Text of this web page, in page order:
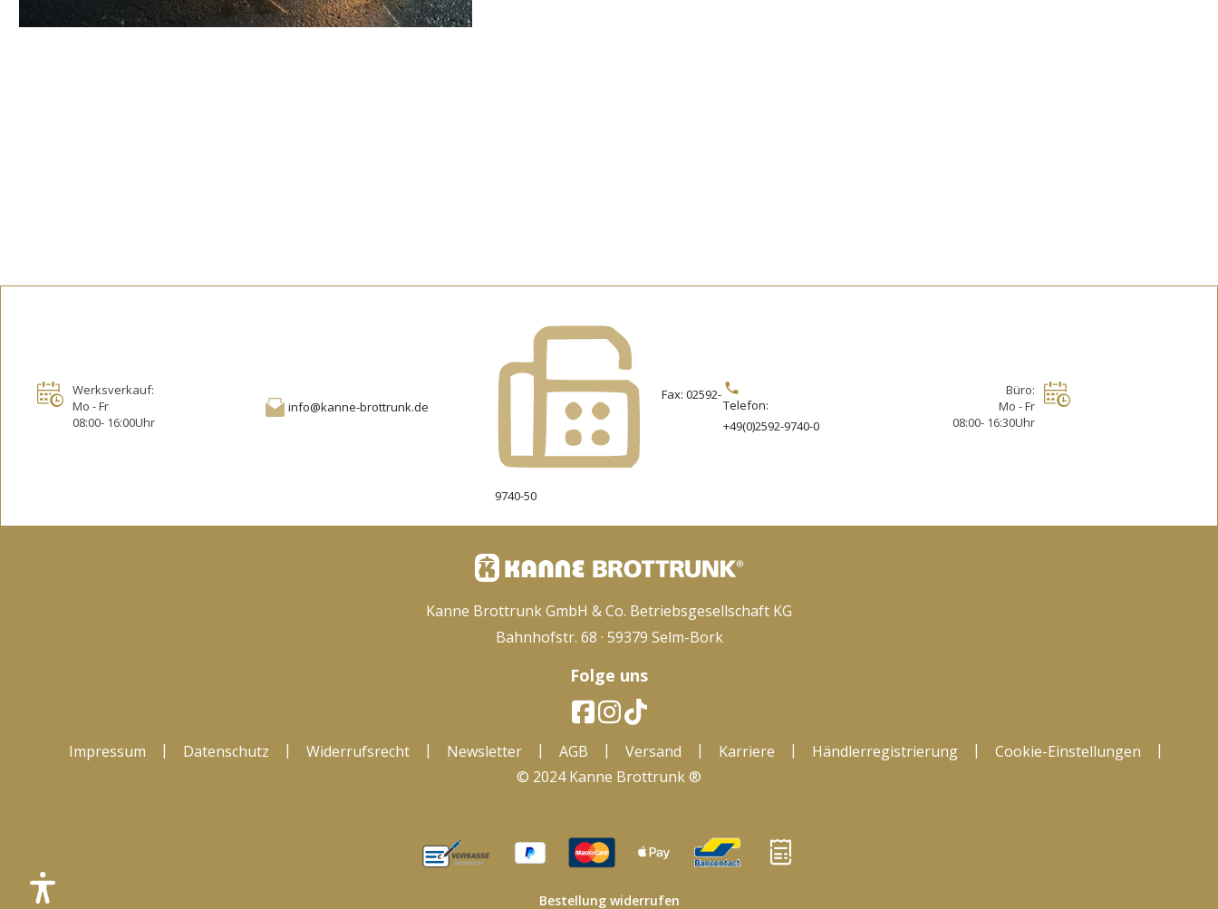
Werksverkauf:
Mo - Fr
08:00- 16:00Uhr
info@kanne-brottrunk.de
Fax: 02592-
9740-50
Telefon:
+49(0)2592-9740-0
Büro:
Mo - Fr
08:00- 16:30Uhr
Kanne Brottrunk GmbH & Co. Betriebsgesellschaft KG
Bahnhofstr. 68 · 59379 Selm-Bork
Folge uns
Impressum | Datenschutz | Widerrufsrecht | Newsletter | AGB | Versand | Karriere | Händlerregistrierung | Cookie-Einstellungen
|
© 2024 Kanne Brottrunk ®
Bestellung widerrufen